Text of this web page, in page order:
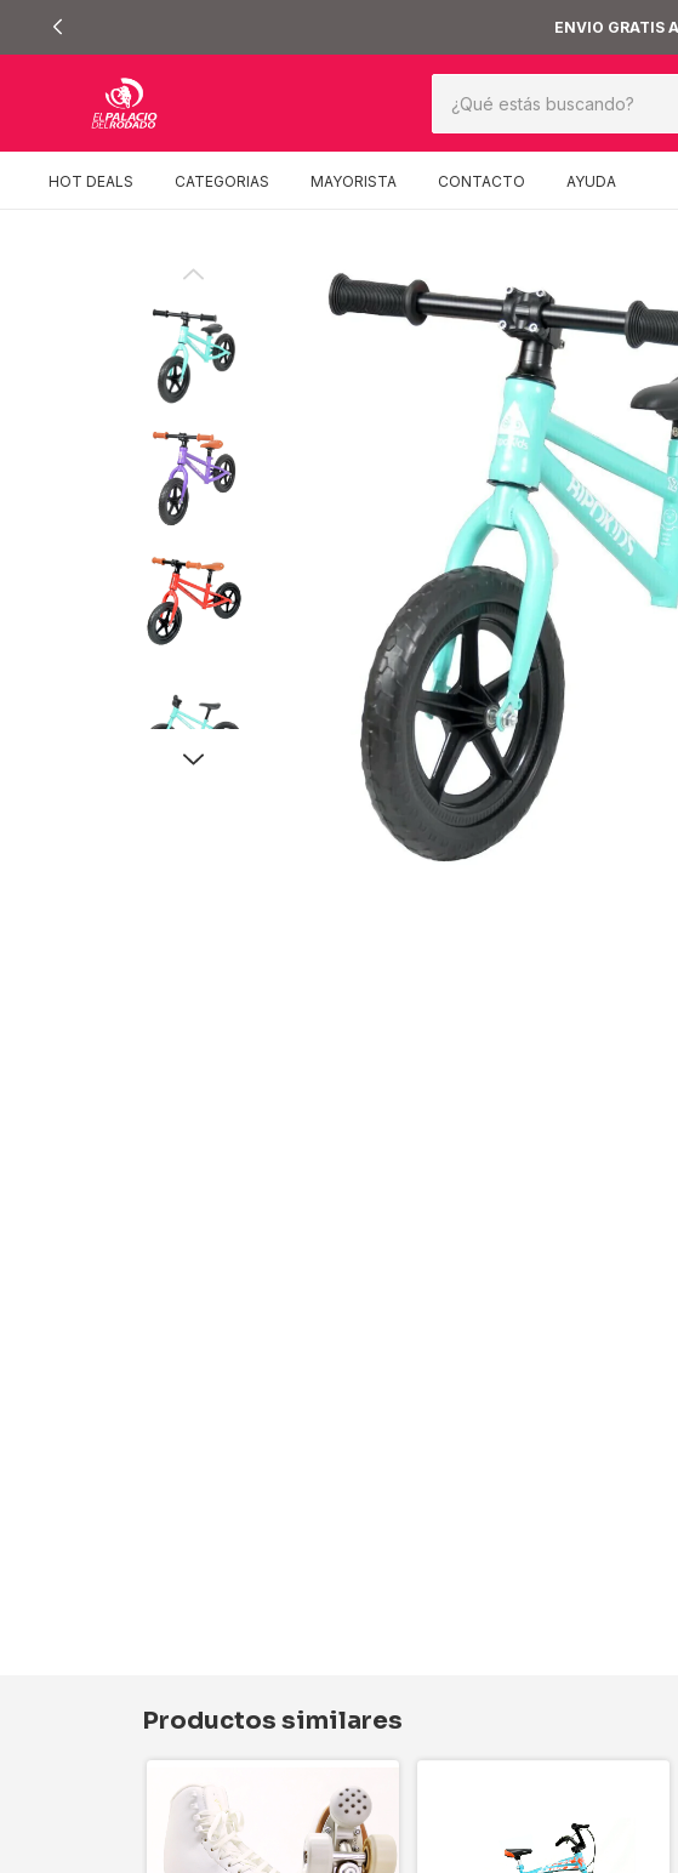
HOT DEALS CATEGORIAS MAYORISTA CONTACTO AYUDA
Productos similares